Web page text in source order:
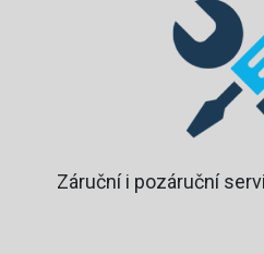
Záruční i pozáruční